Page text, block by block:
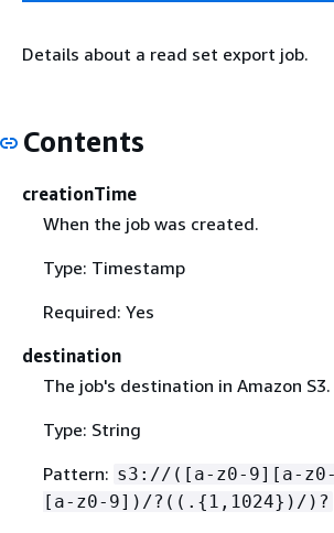
Details about a read set export job.
Contents
creationTime
When the job was created.
Type: Timestamp
Required: Yes
destination
The job's destination in Amazon S3.
Type: String
Pattern: s3://([a-z0-9][a-
[a-z0-9])/?((. { 1,1024})/)?